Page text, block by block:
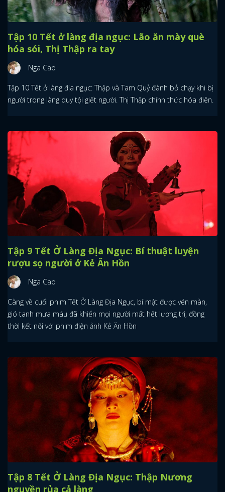
Tập 10 Tết ở làng địa ngục: Lão ăn mày què
hóa sói, Thị Thập ra tay
Nga Cao
Tập 10 Tết ở làng địa ngục: Thập và Tam Quỷ đành bỏ chạy khi bị
người trong làng quy tội giết người. Thị Thập chính thức hóa điên.
Tập 9 Tết Ở Làng Địa Ngục: Bí thuật luyện
rượu sọ người ở Kẻ Ăn Hồn
Nga Cao
Càng về cuối phim Tết Ở Làng Địa Ngục, bí mật được vén màn,
gió tanh mưa máu đã khiến mọi người mất hết lương tri, đồng
thời kết nối với phim điện ảnh Kẻ Ăn Hồn
Tập 8 Tết Ở Làng Địa Ngục: Thập Nương
nguyền rủa cả làng